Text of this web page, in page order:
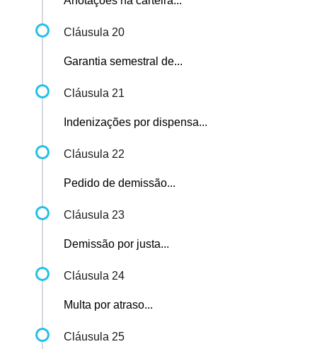
Cláusula 20
Garantia semestral de...
Cláusula 21
Indenizações por dispensa...
Cláusula 22
Pedido de demissão...
Cláusula 23
Demissão por justa...
Cláusula 24
Multa por atraso...
Cláusula 25